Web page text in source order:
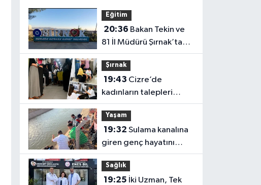
Eğitim
20:36
81 İl Müdürü Şırnak’ta
Toplanıyor
Şırnak
19:43
kadınların talepleri
sahada dinleniyor
Yaşam
19:32
giren genç hayatını
kaybetti
Sağlık
19:25